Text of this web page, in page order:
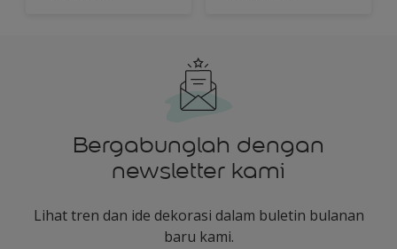
Bergabunglah dengan
newsletter kami
Lihat tren dan ide dekorasi dalam buletin bulanan
baru kami.